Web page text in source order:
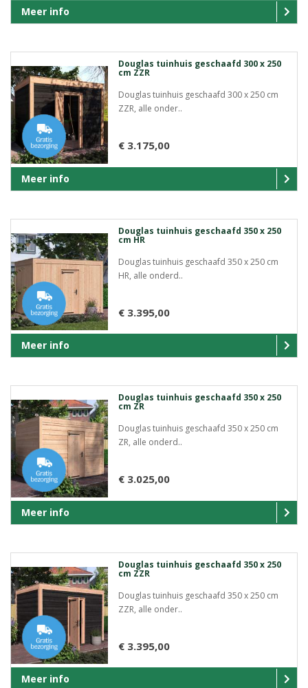
Meer info
Douglas tuinhuis geschaafd 300 x 250
cm ZZR
Douglas tuinhuis geschaafd 300 x 250 cm
ZZR, alle onder..
€ 3.175,00
Meer info
Douglas tuinhuis geschaafd 350 x 250
cm HR
Douglas tuinhuis geschaafd 350 x 250 cm
HR, alle onderd..
€ 3.395,00
Meer info
Douglas tuinhuis geschaafd 350 x 250
cm ZR
Douglas tuinhuis geschaafd 350 x 250 cm
ZR, alle onderd..
€ 3.025,00
Meer info
Douglas tuinhuis geschaafd 350 x 250
cm ZZR
Douglas tuinhuis geschaafd 350 x 250 cm
ZZR, alle onder..
€ 3.395,00
Meer info